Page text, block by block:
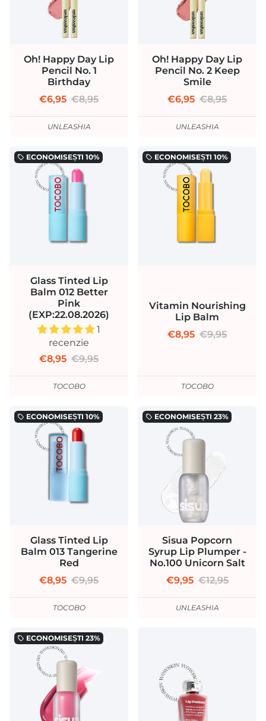
Oh! Happy Day Lip
Pencil No. 1
Birthday
€6,95 €8,95
UNLEASHIA
Oh! Happy Day Lip
Pencil No. 2 Keep
Smile
€6,95 €8,95
UNLEASHIA
local_offer ECONOMISEȘTI 10%
Glass Tinted Lip
Balm 012 Better
Pink
(EXP:22.08.2026)
1
recenzie
€8,95 €9,95
TOCOBO
local_offer ECONOMISEȘTI 10%
Vitamin Nourishing
Lip Balm
€8,95 €9,95
TOCOBO
local_offer ECONOMISEȘTI 10%
Glass Tinted Lip
Balm 013 Tangerine
Red
€8,95 €9,95
TOCOBO
local_offer ECONOMISEȘTI 23%
Sisua Popcorn
Syrup Lip Plumper -
No.100 Unicorn Salt
€9,95 €12,95
UNLEASHIA
local_offer ECONOMISEȘTI 23%